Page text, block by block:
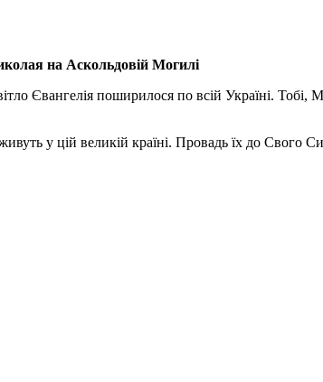
на Аскольдовій Могилі
Євангелія поширилося по всій Україні.
у цій великій країні. Провадь їх до Свого